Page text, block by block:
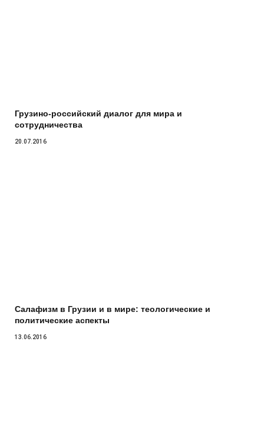
Грузино-российский диалог для мира и
сотрудничества
20.07.2016
Салафизм в Грузии и в мире: теологические и
политические аспекты
13.06.2016